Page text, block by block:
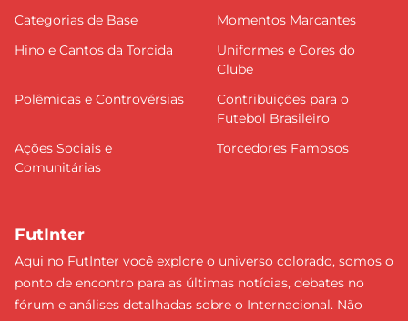
Categorias de Base
Momentos Marcantes
Hino e Cantos da Torcida
Uniformes e Cores do
Clube
Polêmicas e Controvérsias
Contribuições para o
Futebol Brasileiro
Ações Sociais e
Comunitárias
Torcedores Famosos
FutInter
Aqui no FutInter você explore o universo colorado, somos o
ponto de encontro para as últimas notícias, debates no
fórum e análises detalhadas sobre o Internacional. Não